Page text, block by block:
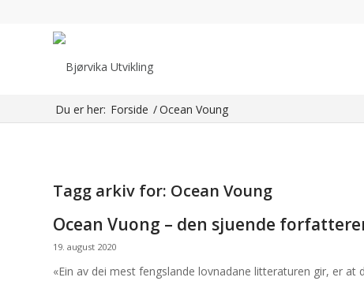
Du er her: Forside /Ocean Voung
Tagg arkiv for: Ocean Voung
Ocean Vuong – den sjuende
19. august 2020
«Ein av dei mest fengslande lovnadane litteraturen gir, er